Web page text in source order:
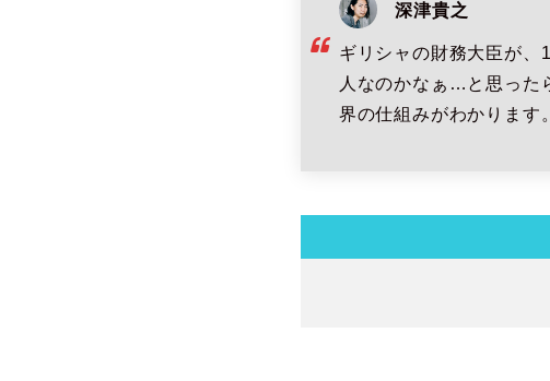
深津貴之
ギリシャの財務大臣が、
人なのかなぁ…と思った
界の仕組みがわかります。